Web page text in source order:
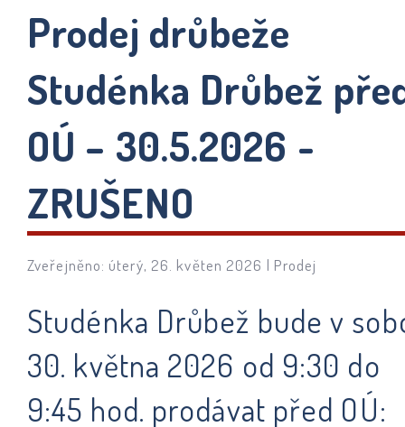
Prodej drůbeže
Studénka Drůbež
OÚ – 30.5.2026 -
ZRUŠENO
Zveřejněno: úterý, 26. květen 2026 | Prodej
Studénka Drůbež bude v
30. května 2026 od 9:30 do
9:45 hod. prodávat před OÚ: